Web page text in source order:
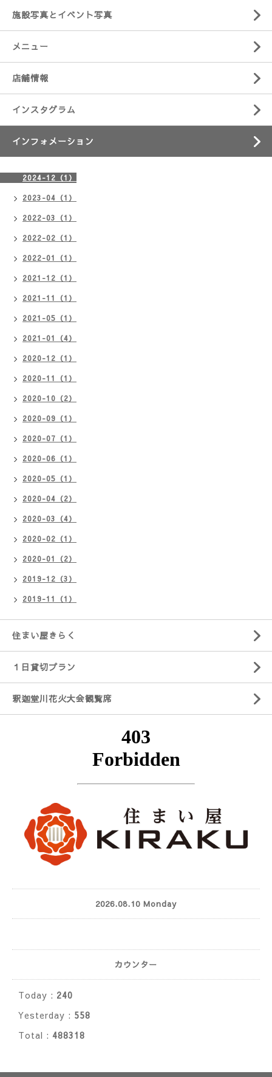
施設写真とイベント写真
メニュー
店舗情報
インスタグラム
インフォメーション
2024-12（1）
2023-04（1）
2022-03（1）
2022-02（1）
2022-01（1）
2021-12（1）
2021-11（1）
2021-05（1）
2021-01（4）
2020-12（1）
2020-11（1）
2020-10（2）
2020-09（1）
2020-07（1）
2020-06（1）
2020-05（1）
2020-04（2）
2020-03（4）
2020-02（1）
2020-01（2）
2019-12（3）
2019-11（1）
住まい屋きらく
１日貸切プラン
釈迦堂川花火大会観覧席
2026.08.10 Monday
カウンター
Today : 240
Yesterday : 558
Total : 488318